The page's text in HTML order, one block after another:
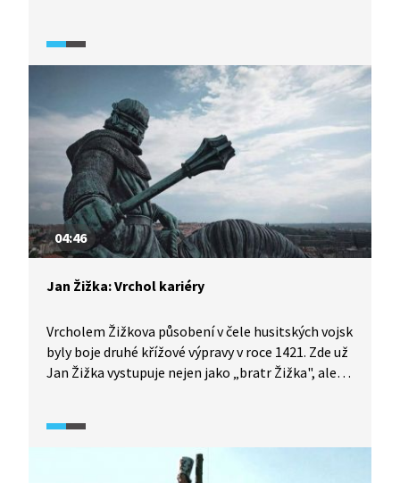
od Petra Čorneje, českého historika, který se
touto postavou celoživotně zabývá.
04:46
Jan Žižka: Vrchol kariéry
Vrcholem Žižkova působení v čele husitských vojsk
byly boje druhé křížové výpravy v roce 1421. Zde už
Jan Žižka vystupuje nejen jako „bratr Žižka", ale
revolucí. Stává se „božím bojovníkem",